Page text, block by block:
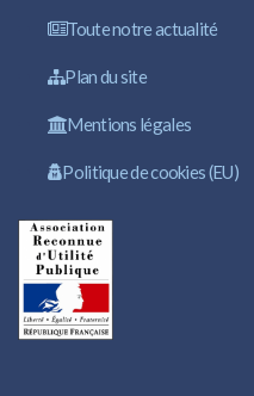
Toute notre actualité
Plan du site
Mentions légales
Politique de cookies (EU)